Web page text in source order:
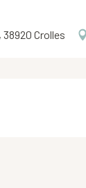
Crolles